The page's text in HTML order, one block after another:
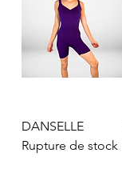
DANSELLE
Rupture de stock